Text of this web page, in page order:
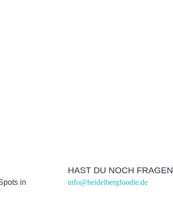
in
HAST DU NOCH
info@heidelbergfoodie.de